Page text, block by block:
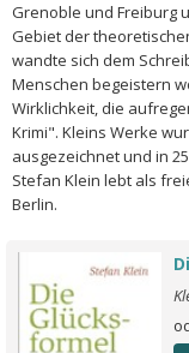
Grenoble und Freiburg
Gebiet der
wandte sich dem
Menschen begeistern
Wirklichkeit, die
Krimi". Kleins Werke
ausgezeichnet und in
Stefan Klein lebt als
Berlin.